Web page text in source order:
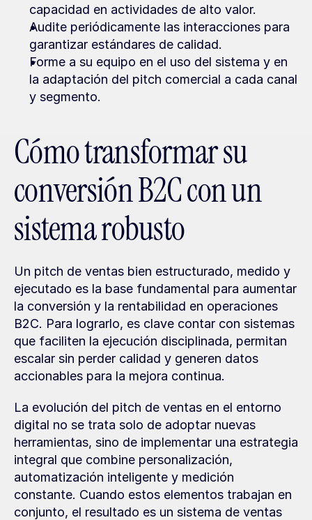
capacidad en actividades de alto valor.
Audite periódicamente las interacciones para
garantizar estándares de calidad.
Forme a su equipo en el uso del sistema y en
la adaptación del pitch comercial a cada canal
y segmento.
Cómo transformar su
conversión B2C con un
sistema robusto
Un pitch de ventas bien estructurado, medido y
ejecutado es la base fundamental para aumentar
la conversión y la rentabilidad en operaciones
B2C. Para lograrlo, es clave contar con sistemas
que faciliten la ejecución disciplinada, permitan
escalar sin perder calidad y generen datos
accionables para la mejora continua.
La evolución del pitch de ventas en el entorno
digital no se trata solo de adoptar nuevas
herramientas, sino de implementar una estrategia
integral que combine personalización,
automatización inteligente y medición
constante. Cuando estos elementos trabajan en
conjunto, el resultado es un sistema de ventas